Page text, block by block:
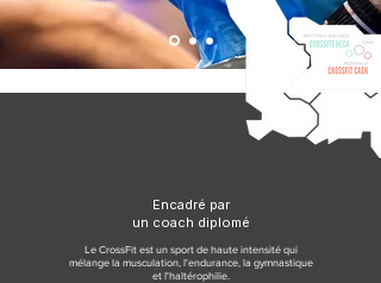
Encadré par
un coach diplomé
Le CrossFit est un sport de haute intensité qui
mélange la musculation, l'endurance, la gymnastique
et l'haltérophilie.